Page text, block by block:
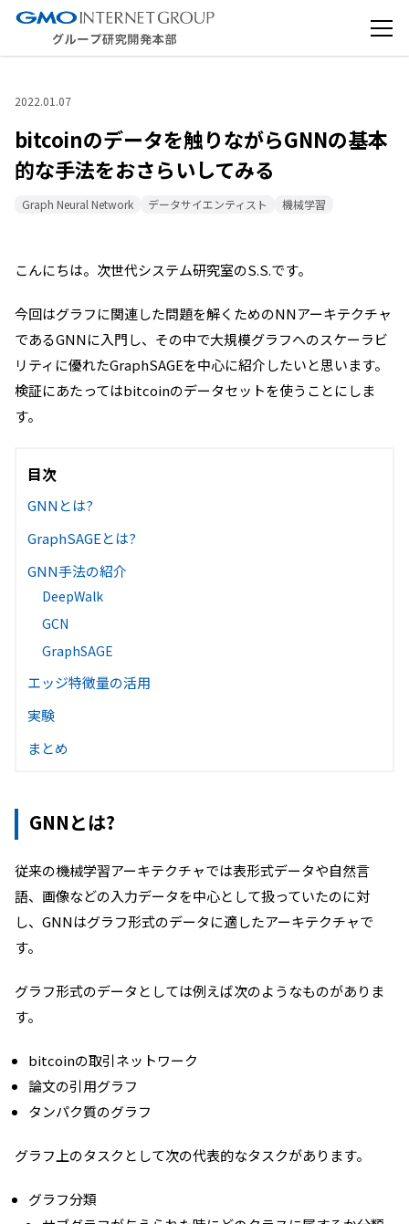
2022.01.07
bitcoinのデータを触りながらGNNの基本
的な手法をおさらいしてみる
Graph Neural Network データサイエンティスト 機械学習
こんにちは。次世代システム研究室のS.S.です。
今回はグラフに関連した問題を解くためのNNアーキテクチャ
であるGNNに入門し、その中で大規模グラフへのスケーラビ
リティに優れたGraphSAGEを中心に紹介したいと思います。
検証にあたってはbitcoinのデータセットを使うことにしま
す。
目次
GNNとは?
GraphSAGEとは?
GNN手法の紹介
DeepWalk
GCN
GraphSAGE
エッジ特徴量の活用
実験
まとめ
GNNとは?
従来の機械学習アーキテクチャでは表形式データや自然言
語、画像などの入力データを中心として扱っていたのに対
し、GNNはグラフ形式のデータに適したアーキテクチャで
す。
グラフ形式のデータとしては例えば次のようなものがありま
す。
bitcoinの取引ネットワーク
論文の引用グラフ
タンパク質のグラフ
グラフ上のタスクとして次の代表的なタスクがあります。
グラフ分類